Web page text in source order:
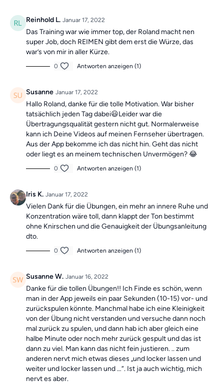
Reinhold L. Januar 17, 2022
Das Training war wie immer top, der Roland macht nen
super Job, doch REIMEN gibt dem erst die Würze, das
war’s von mir in aller Kürze.
0 Antworten anzeigen (1)
Susanne Januar 17, 2022
Hallo Roland, danke für die tolle Motivation. War bisher
tatsächlich jeden Tag dabei😃Leider war die
Übertragungsqualität gestern nicht gut. Normalerweise
kann ich Deine Videos auf meinen Fernseher übertragen.
Aus der App bekomme ich das nicht hin. Geht das nicht
oder liegt es an meinem technischen Unvermögen? 😂
0 Antworten anzeigen (1)
Iris K. Januar 17, 2022
Vielen Dank für die Übungen, ein mehr an innere Ruhe und
Konzentration wäre toll, dann klappt der Ton bestimmt
ohne Knirschen und die Genauigkeit der Übungsanleitung
dto.
0 Antworten anzeigen (1)
Susanne W. Januar 16, 2022
Danke für die tollen Übungen!! Ich Finde es schön, wenn
man in der App jeweils ein paar Sekunden (10-15) vor- und
zurückspulen könnte. Manchmal habe ich eine Kleinigkeit
von der Übung nicht verstanden und versuche dann noch
mal zurück zu spulen, und dann hab ich aber gleich eine
halbe Minute oder noch mehr zurück gespult und das ist
dann zu viel. Man kann das nicht fein justieren. .. zum
anderen nervt mich etwas dieses „und locker lassen und
weiter und locker lassen und …“. Ist ja auch wichtig, mich
nervt es aber.